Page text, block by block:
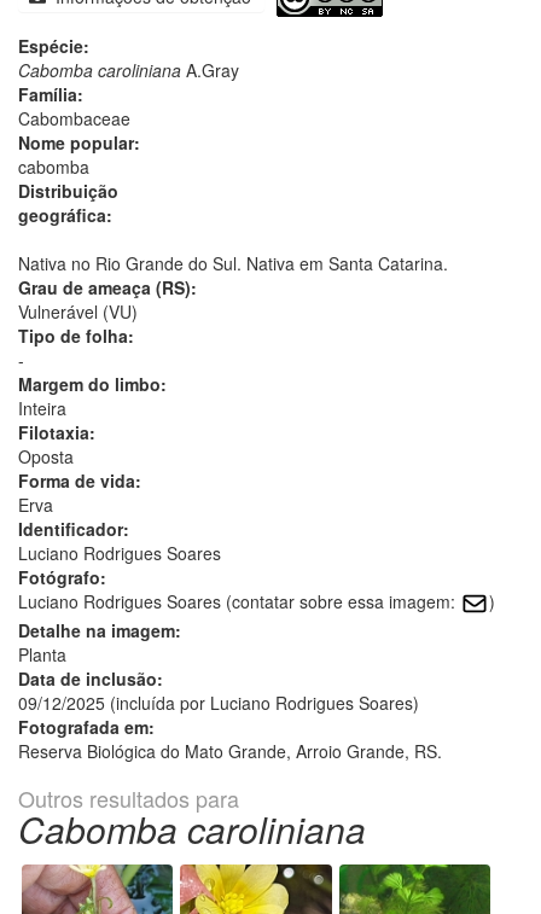
Espécie:
Cabomba caroliniana A.Gray
Família:
Cabombaceae
Nome popular:
cabomba
Distribuição
geográfica:
Nativa no Rio Grande do Sul. Nativa em Santa Catarina.
Grau de ameaça (RS):
Vulnerável (VU)
Tipo de folha:
-
Margem do limbo:
Inteira
Filotaxia:
Oposta
Forma de vida:
Erva
Identificador:
Luciano Rodrigues Soares
Fotógrafo:
Luciano Rodrigues Soares (contatar sobre essa imagem:
)
Detalhe na imagem:
Planta
Data de inclusão:
09/12/2025 (incluída por Luciano Rodrigues Soares)
Fotografada em:
Reserva Biológica do Mato Grande, Arroio Grande, RS.
Outros resultados para
Cabomba caroliniana